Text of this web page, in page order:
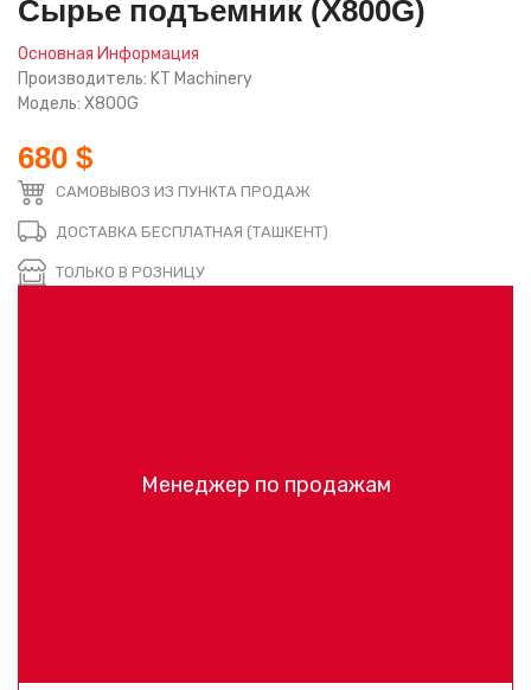
Сырье подъемник (X800G)
Основная Информация
Производитель: KT Machinery
Модель: X800G
680 $
САМОВЫВОЗ ИЗ ПУНКТА ПРОДАЖ
ДОСТАВКА БЕСПЛАТНАЯ (ТАШКЕНТ)
ТОЛЬКО В РОЗНИЦУ
Менеджер по продажам